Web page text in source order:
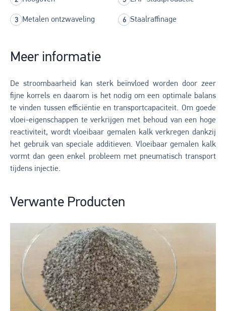
Metalen ontzwaveling Staalraffinage
Meer informatie
De stroombaarheid kan sterk beïnvloed worden door zeer
fijne korrels en daarom is het nodig om een optimale balans
te vinden tussen efficiëntie en transportcapaciteit. Om goede
vloei-eigenschappen te verkrijgen met behoud van een hoge
reactiviteit, wordt vloeibaar gemalen kalk verkregen dankzij
het gebruik van speciale additieven. Vloeibaar gemalen kalk
vormt dan geen enkel probleem met pneumatisch transport
tijdens injectie.
Verwante Producten